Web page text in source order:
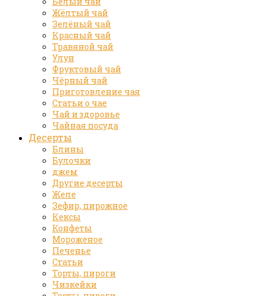
Жёлтый чай
Зелёный чай
Красный чай
Травяной чай
Улун
Фруктовый чай
Чёрный чай
Приготовление чая
Статьи о чае
Чай и здоровье
Чайная посуда
Десерты
Блины
Булочки
джем
Другие десерты
Желе
Зефир, пирожное
Кексы
Конфеты
Мороженое
Печенье
Статьи
Торты, пироги
Чизкейки